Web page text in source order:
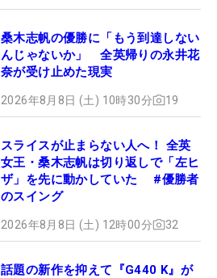
桑木志帆の優勝に「もう到達しない
んじゃないか」 全英帰りの永井花
奈が受け止めた現実
2026年8月8日 (土) 10時30分 19
スライスが止まらない人へ！ 全英
女王・桑木志帆は切り返しで「左ヒ
ザ」を先に動かしていた #優勝者
のスイング
2026年8月8日 (土) 12時00分 32
話題の新作を抑えて『G440 K』が